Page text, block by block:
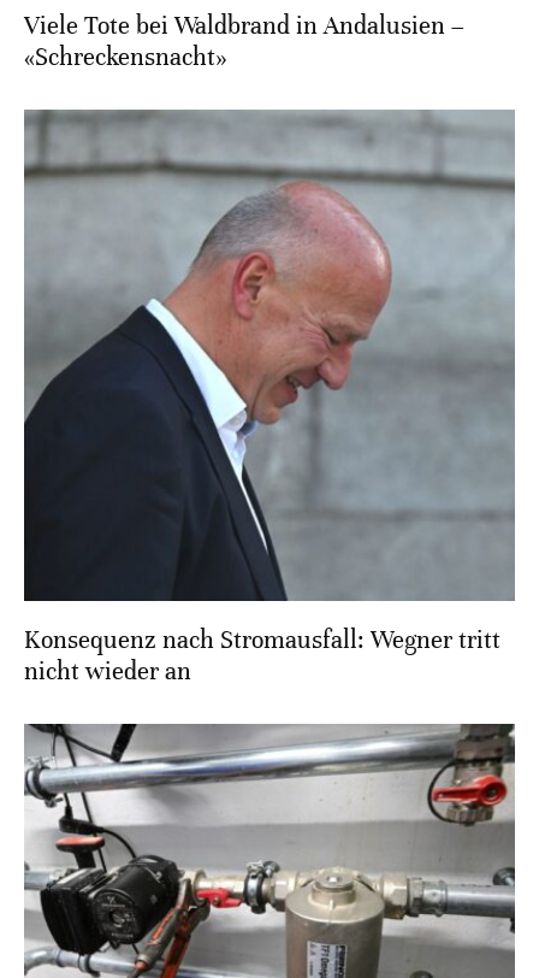
Viele Tote bei Waldbrand in Andalusien –
«Schreckensnacht»
Konsequenz nach Stromausfall: Wegner tritt
nicht wieder an